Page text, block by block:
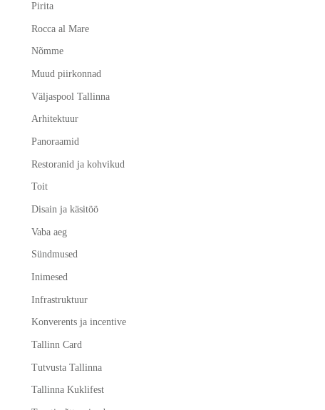
Pirita
Rocca al Mare
Nõmme
Muud piirkonnad
Väljaspool Tallinna
Arhitektuur
Panoraamid
Restoranid ja kohvikud
Toit
Disain ja käsitöö
Vaba aeg
Sündmused
Inimesed
Infrastruktuur
Konverents ja incentive
Tallinn Card
Tutvusta Tallinna
Tallinna Kuklifest